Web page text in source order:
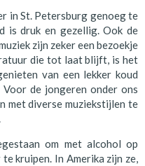
in St. Petersburg genoeg te
is druk en gezellig. Ook de
zijn zeker een bezoekje
die tot laat blijft, is het
van een lekker koud
de jongeren onder ons
met diverse muziekstijlen te
om met alcohol op
kruipen. In Amerika zijn ze,